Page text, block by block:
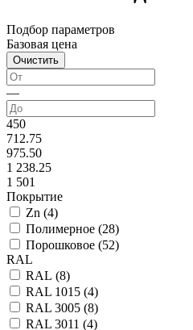
Подбор параметров
Базовая цена
—
450
712.75
975.50
1 238.25
1 501
Покрытие
Zn (4)
Полимерное (28)
Порошковое (52)
RAL
RAL (8)
RAL 1015 (4)
RAL 3005 (8)
RAL 3011 (4)